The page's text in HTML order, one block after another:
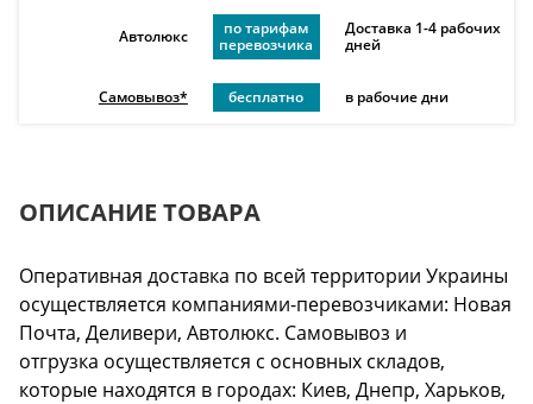
Автолюкс
по тарифам
перевозчика
Доставка 1-4 рабочих
дней
Самовывоз* бесплатно в рабочие дни
ОПИСАНИЕ ТОВАРА
Оперативная доставка по всей территории Украины
осуществляется компаниями-перевозчиками: Новая
Почта, Деливери, Автолюкс. Самовывоз и
отгрузка осуществляется с основных складов,
которые находятся в городах: Киев, Днепр, Харьков,